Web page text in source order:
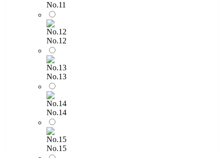
No.11
No.12
No.13
No.14
No.15